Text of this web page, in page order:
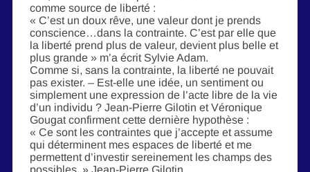
comme source de liberté :
« C’est un doux rêve, une valeur dont je prends
conscience…dans la contrainte. C’est par elle que
la liberté prend plus de valeur, devient plus belle et
plus grande » m’a écrit Sylvie Adam.
Comme si, sans la contrainte, la liberté ne pouvait
pas exister. – Est-elle une idée, un sentiment ou
simplement une expression de l’acte libre de la vie
d’un individu ? Jean-Pierre Gilotin et Véronique
Gougat confirment cette dernière hypothèse :
« Ce sont les contraintes que j’accepte et assume
qui déterminent mes espaces de liberté et me
permettent d’investir sereinement les champs des